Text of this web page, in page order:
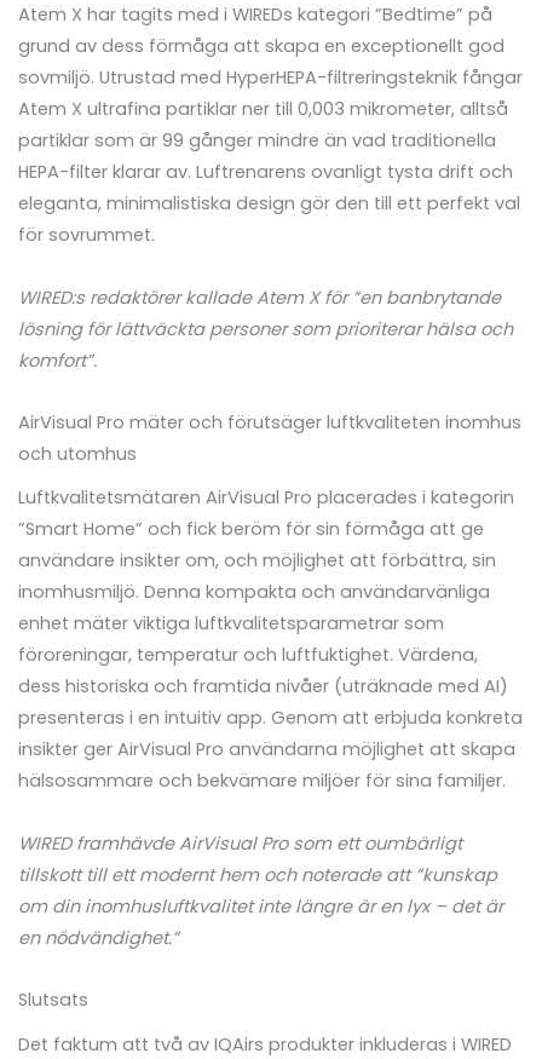
Atem X har tagits med i WIREDs kategori ”Bedtime” på
grund av dess förmåga att skapa en exceptionellt god
sovmiljö. Utrustad med HyperHEPA-filtreringsteknik fångar
Atem X ultrafina partiklar ner till 0,003 mikrometer, alltså
partiklar som är 99 gånger mindre än vad traditionella
HEPA-filter klarar av. Luftrenarens ovanligt tysta drift och
eleganta, minimalistiska design gör den till ett perfekt val
för sovrummet.
WIRED:s redaktörer kallade Atem X för ”en banbrytande
lösning för lättväckta personer som prioriterar hälsa och
komfort”.
AirVisual Pro mäter och förutsäger luftkvaliteten inomhus
och utomhus
Luftkvalitetsmätaren AirVisual Pro placerades i kategorin
”Smart Home” och fick beröm för sin förmåga att ge
användare insikter om, och möjlighet att förbättra, sin
inomhusmiljö. Denna kompakta och användarvänliga
enhet mäter viktiga luftkvalitetsparametrar som
föroreningar, temperatur och luftfuktighet. Värdena,
dess historiska och framtida nivåer (uträknade med AI)
presenteras i en intuitiv app. Genom att erbjuda konkreta
insikter ger AirVisual Pro användarna möjlighet att skapa
hälsosammare och bekvämare miljöer för sina familjer.
WIRED framhävde AirVisual Pro som ett oumbärligt
tillskott till ett modernt hem och noterade att ”kunskap
om din inomhusluftkvalitet inte längre är en lyx – det är
en nödvändighet.”
Slutsats
Det faktum att två av IQAirs produkter inkluderas i WIRED